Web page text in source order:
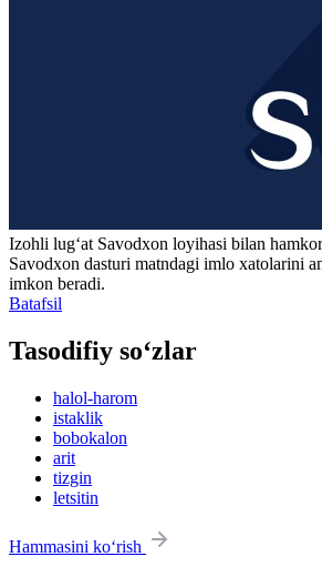
Izohli lugʻat Savodxon loyihasi bilan
Savodxon dasturi matndagi imlo xatolarini
imkon beradi.
Batafsil
Tasodifiy so‘zlar
halol-harom
istaklik
bobokalon
arit
tizgin
letsitin
Hammasini ko‘rish